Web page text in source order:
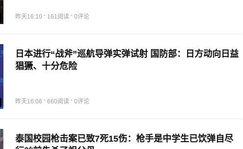
昨天16:10 · 161阅读 · 0评论
日本进行“战斧”巡航导弹实弹试射 国防部：日方动向日益
猖獗、十分危险
昨天16:06 · 660阅读 · 0评论
泰国校园枪击案已致7死15伤：枪手是中学生已饮弹自尽